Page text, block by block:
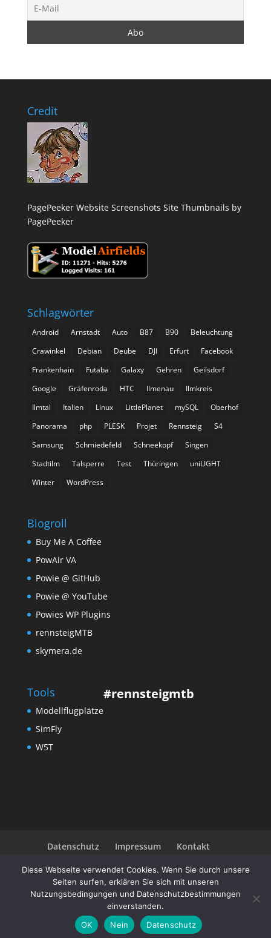
Credit
PagePeeker Website Screenshots Site Thumbnails by
PagePeeker
Schlagwörter
Android Arnstadt Auto B87 B90
Beleuchtung
Crawinkel
Debian Deube DJI Erfurt
Facebook
Frankenhain
Futaba Galaxy Gehren
Geilsdorf
Google
Gräfenroda HTC Ilmenau
Ilmkreis
Ilmtal
Italien Linux LittlePlanet mySQL
Oberhof
Panorama
php PLESK Projet Rennsteig
S4
Samsung
Schmiedefeld Schneekopf
Singen
Stadtilm
Talsperre Test Thüringen
uniLIGHT
Winter
WordPress
Blogroll
Buy Me A Coffee
PowAir VA
Powie @ GitHub
Powie @ YouTube
Powies WP Plugins
rennsteigMTB
skymera.de
Tools
Modellflugplätze
SimFly
W5T
#rennsteigmtb
Datenschutz Impressum
Kontakt
© powie.de 1992 - 2026
all youre base are belong to us
Diese Webseite verwendet Cookies. Wenn Sie durch unsere
Seiten surfen, erklären Sie sich mit unseren
Nutzungsbedingungen und Datenschutzbestimmungen
einverstanden.
OK
Nein Datenschutz